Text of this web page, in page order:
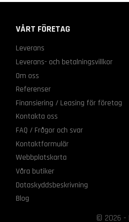
VÅRT FÖRETAG
Leverans
Leverans- och betalningsvillkor
Om oss
Referenser
Finansiering / Leasing för företag
Kontakta oss
FAQ / Frågor och svar
Kontaktformulär
Webbplatskarta
Våra butiker
Dataskyddsbeskrivning
Blog
© 2026 -